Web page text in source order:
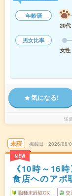
年齢層
20代
男女比率
女性
気になる!
派
未読
NEW
掲載日 2026/08/
《10時～16
食店へのアポ
職種未経験OK 交